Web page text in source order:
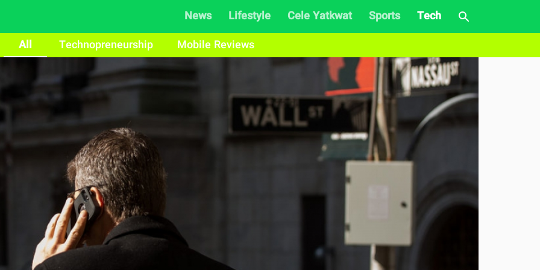
News Lifestyle Cele Yatkwat Sports
Tech
All
Technopreneurship Mobile Reviews